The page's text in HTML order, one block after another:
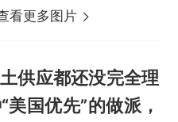
看更多图片
供应都还没完全理
国优先”的做派，